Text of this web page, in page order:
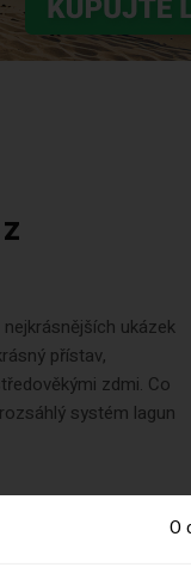
ukázek
přístav,
zdmi. Co
systém lagun
O